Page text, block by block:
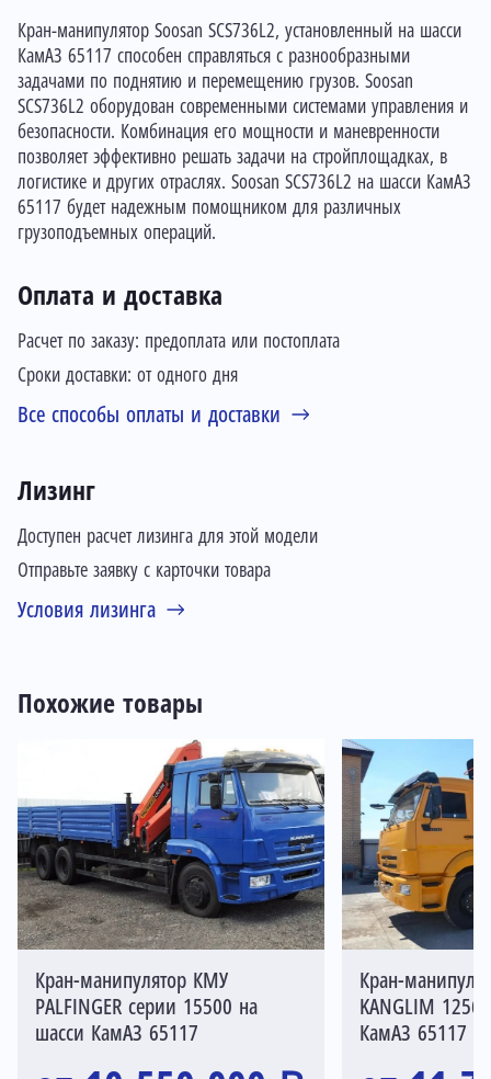
Оплата и доставка
Расчет по заказу: предоплата или постоплата
Сроки доставки: от одного дня
Все способы оплаты и доставки
Лизинг
Доступен расчет лизинга для этой модели
Отправьте заявку с карточки товара
Условия лизинга
Кран-манипулятор Soosan SCS736L2, установленный на шасси
КамАЗ 65117 способен справляться с разнообразными
задачами по поднятию и перемещению грузов. Soosan
SCS736L2 оборудован современными системами управления и
безопасности. Комбинация его мощности и маневренности
позволяет эффективно решать задачи на стройплощадках, в
логистике и других отраслях. Soosan SCS736L2 на шасси КамАЗ
65117 будет надежным помощником для различных
грузоподъемных операций.
Похожие товары
Кран-манипулятор КМУ
PALFINGER серии 15500 на
шасси КамАЗ 65117
Кран-
KANGLIM 1256
КамАЗ 65117